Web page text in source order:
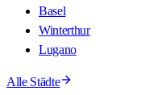
Basel
Winterthur
Lugano
Alle Städte